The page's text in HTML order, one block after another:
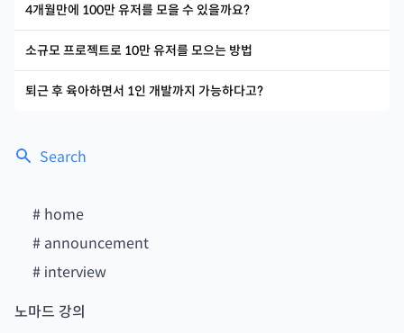
Search
# home
# announcement
# interview
노마드 강의
4개월만에 100만 유저를 모을 수 있을까요?
소규모 프로젝트로 10만 유저를 모으는 방법
퇴근 후 육아하면서 1인 개발까지 가능하다고?